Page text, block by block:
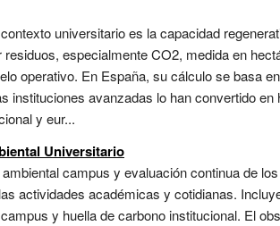
universitario es la capacidad
especialmente CO2, medida en
operativo. En España, su cálculo se basa
instituciones avanzadas lo han convertido
y eur...
Universitario
campus y evaluación continua de
actividades académicas y cotidianas.
y huella de carbono institucional. El